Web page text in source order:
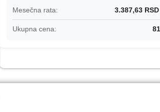
Mesečna rata: 3.387,63
Ukupna cena: